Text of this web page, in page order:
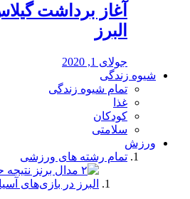
آغاز برداشت
البرز
جولای 1, 2020
شیوه زندگی
تمام شیوه زندگی
غذا
کودکان
سلامتی
ورزش
تمام رشته های ورزشی